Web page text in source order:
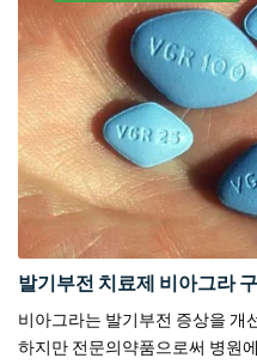
발기부전 치료제 비아그라
비아그라는 발기부전 증상을 개
하지만 전문의약품으로써 병원